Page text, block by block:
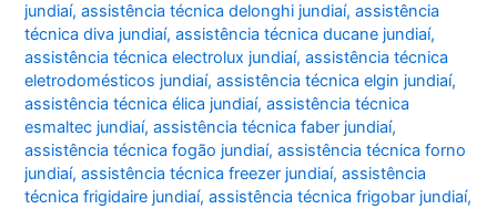
jundiaí,assistência técnica delonghi jundiaí,assistência
técnica diva jundiaí,assistência técnica ducane jundiaí,
assistência técnica electrolux jundiaí,assistência técnica
eletrodomésticos jundiaí,assistência técnica elgin jundiaí,
assistência técnica élica jundiaí,assistência técnica
esmaltec jundiaí,assistência técnica faber jundiaí,
assistência técnica fogão jundiaí,assistência técnica forno
jundiaí,assistência técnica freezer jundiaí,assistência
técnica frigidaire jundiaí,assistência técnica frigobar jundiaí,